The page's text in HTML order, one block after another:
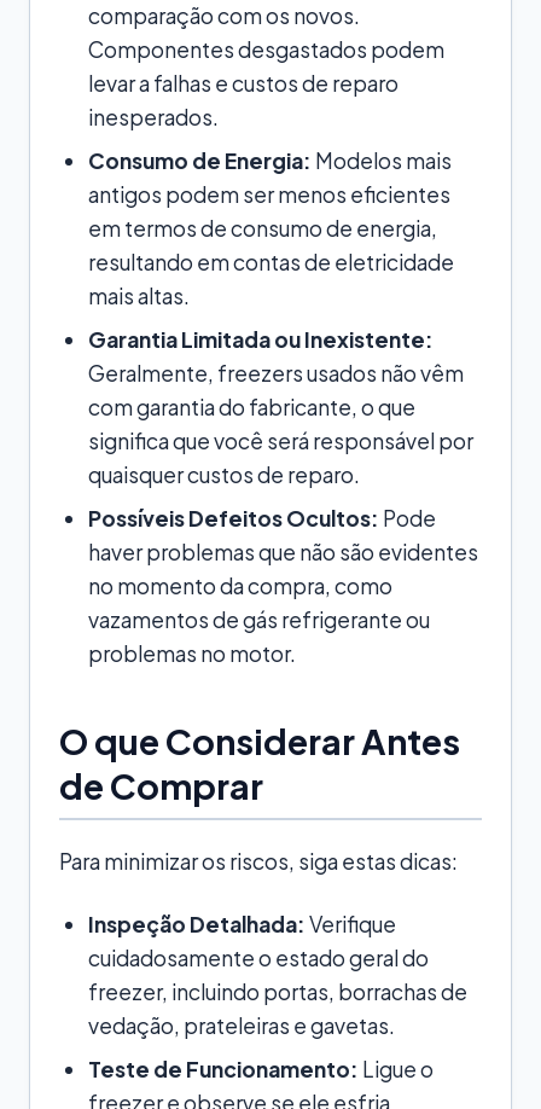
comparação com os novos.
Componentes desgastados podem
levar a falhas e custos de reparo
inesperados.
Consumo de Energia: Modelos mais
antigos podem ser menos eficientes
em termos de consumo de energia,
resultando em contas de eletricidade
mais altas.
Garantia Limitada ou Inexistente:
Geralmente, freezers usados não vêm
com garantia do fabricante, o que
significa que você será responsável por
quaisquer custos de reparo.
Possíveis Defeitos Ocultos: Pode
haver problemas que não são evidentes
no momento da compra, como
vazamentos de gás refrigerante ou
problemas no motor.
O que Considerar Antes
de Comprar
Para minimizar os riscos, siga estas dicas:
Inspeção Detalhada: Verifique
cuidadosamente o estado geral do
freezer, incluindo portas, borrachas de
vedação, prateleiras e gavetas.
Teste de Funcionamento: Ligue o
freezer e observe se ele esfria